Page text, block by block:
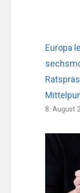
Europa
8. August